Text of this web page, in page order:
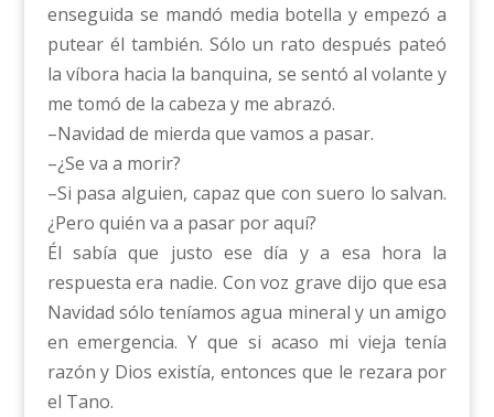
enseguida se mandó media botella y empezó a
putear él también. Sólo un rato después pateó
la víbora hacia la banquina, se sentó al volante y
me tomó de la cabeza y me abrazó.
–Navidad de mierda que vamos a pasar.
–¿Se va a morir?
–Si pasa alguien, capaz que con suero lo salvan.
¿Pero quién va a pasar por aquí?
Él sabía que justo ese día y a esa hora la
respuesta era nadie. Con voz grave dijo que esa
Navidad sólo teníamos agua mineral y un amigo
en emergencia. Y que si acaso mi vieja tenía
razón y Dios existía, entonces que le rezara por
el Tano.